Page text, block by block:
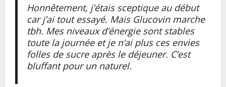
Honnêtement, j’étais sceptique au début
car j’ai tout essayé. Mais Glucovin marche
tbh. Mes niveaux d’énergie sont stables
toute la journée et je n’ai plus ces envies
folles de sucre après le déjeuner. C’est
bluffant pour un naturel.